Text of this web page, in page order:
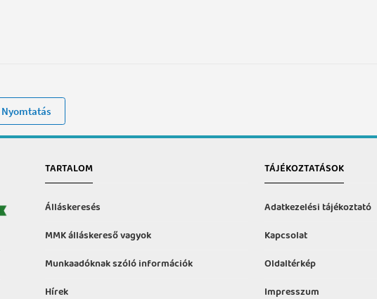
Nyomtatás
TARTALOM
Álláskeresés
MMK álláskereső vagyok
Munkaadóknak szóló információk
Hírek
TÁJÉKOZTATÁSOK
Adatkezelési tájékoztató
Kapcsolat
Oldaltérkép
Impresszum